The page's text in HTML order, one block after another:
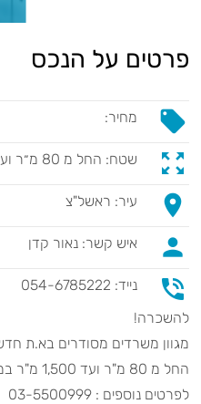
פרטים על הנכס
local_offer מחיר:
zoom_out_map שטח: החל מ 80 מ״ר ועד 1,500 מ"ר
place עיר: ראשל"צ
person איש קשר: נאור קדן
phone_in_talk
נייד: 054-6785222
להשכרה!
מגוון משרדים מסודרים בא.ת
החל מ 80 מ"ר ועד 1,500 מ"ר במחירים אטרקטיבים לכניסה מיידית.
לפרטים נוספים : 03-5500999